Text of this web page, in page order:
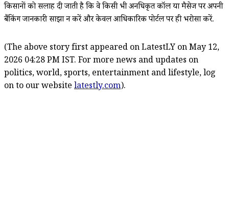
किसानों को सलाह दी जाती है कि वे किसी भी अनधिकृत कॉल या मैसेज पर अपनी
बैंकिंग जानकारी साझा न करें और केवल आधिकारिक पोर्टल पर ही भरोसा करें.
(The above story first appeared on LatestLY on May 12,
2026 04:28 PM IST. For more news and updates on
politics, world, sports, entertainment and lifestyle, log
on to our website latestly.com).